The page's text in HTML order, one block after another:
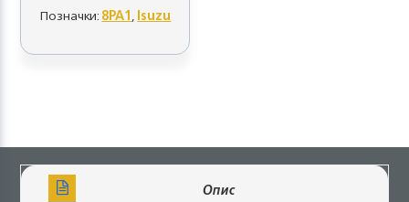
Позначки:8PA1,Isuzu
Опис